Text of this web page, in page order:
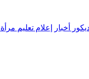
أخبار إعلام تعليم مرأة